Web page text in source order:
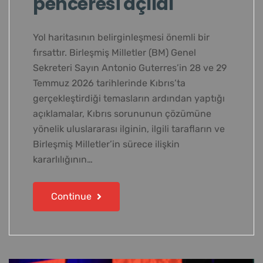
Yol haritasının belirginleşmesi önemli bir
fırsattır. Birleşmiş Milletler (BM) Genel
Sekreteri Sayın Antonio Guterres’in 28 ve 29
Temmuz 2026 tarihlerinde Kıbrıs’ta
gerçekleştirdiği temasların ardından yaptığı
açıklamalar, Kıbrıs sorununun çözümüne
yönelik uluslararası ilginin, ilgili tarafların ve
Birleşmiş Milletler’in sürece ilişkin
kararlılığının…
Continue